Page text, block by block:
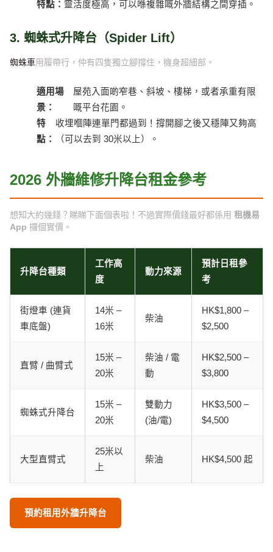
特點： 靈活度極高，可以喺複雜嘅外牆結構之間穿插。
3. 蜘蛛式升降台（Spider Lift）
蜘蛛車 用履帶行，仲有四隻獨立腳撐住，機身超細部。
適用場
景：
屋苑入面啲窄巷、斜坡、樓梯，或者承重有限
嘅平台花園。
特
點：
收埋嗰陣連單門都過到！撐開腳之後又穩陣又夠高
（可以去到 30米以上）。
2026 外牆維修升降台租金參考
想知大約幾錢？睇睇下面個表啦！不過實際價錢最好都係用 租機易
App 攞個實價。
升降台種類
工作高
度
動力來源
預計日租參
考
街燈車 (連貨
車底盤)
14米 –
16米
柴油
HK$1,800 –
$2,500
直臂 / 曲臂式
15米 –
20米
柴油 / 電
動
HK$2,500 –
$3,800
蜘蛛式升降台
15米 –
20米
雙動力
(油/電)
HK$3,500 –
$4,500
大型直臂式
25米以
上
柴油 HK$4,500 起
預約租用外牆升降台